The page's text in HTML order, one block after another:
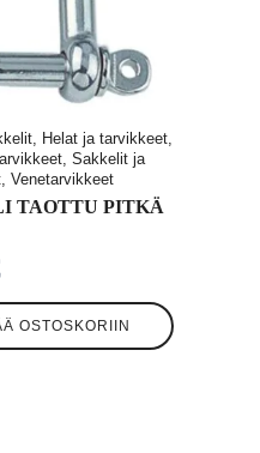
Helat ja tarvikkeet,
Sakkelit ja
Venetarvikkeet
TAOTTU PITKÄ
OSTOSKORIIN